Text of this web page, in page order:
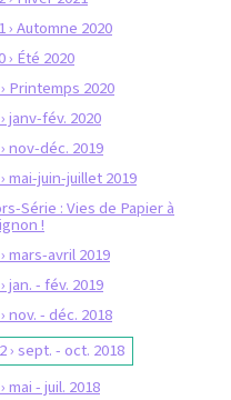
› Automne 2020
› Été 2020
Printemps 2020
janv-fév. 2020
nov-déc. 2019
mai-juin-juillet 2019
Série : Vies de Papier à
!
mars-avril 2019
jan. - fév. 2019
nov. - déc. 2018
› sept. - oct. 2018
mai - juil. 2018